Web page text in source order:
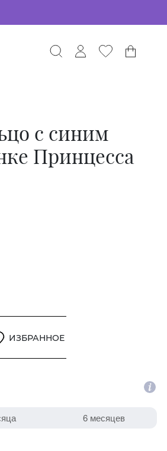
с синим
Принцесса
ИЗБРАННОЕ